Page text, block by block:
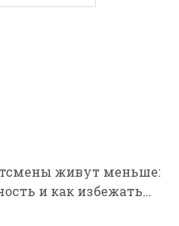
живут меньше:
и как избежать